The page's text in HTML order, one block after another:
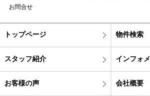
お問合せ
トップページ 物件検索
スタッフ紹介 インフォ
お客様の声 会社概要